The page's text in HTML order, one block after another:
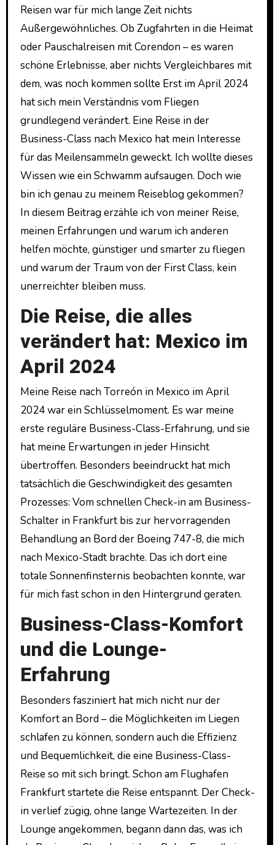
Reisen war für mich lange Zeit nichts
Außergewöhnliches. Ob Zugfahrten in die Heimat
oder Pauschalreisen mit Corendon – es waren
schöne Erlebnisse, aber nichts Vergleichbares mit
dem, was noch kommen sollte Erst im April 2024
hat sich mein Verständnis vom Fliegen
grundlegend verändert. Eine Reise in der
Business-Class nach Mexico hat mein Interesse
für das Meilensammeln geweckt. Ich wollte dieses
Wissen wie ein Schwamm aufsaugen. Doch wie
bin ich genau zu meinem Reiseblog gekommen?
In diesem Beitrag erzähle ich von meiner Reise,
meinen Erfahrungen und warum ich anderen
helfen möchte, günstiger und smarter zu fliegen
und warum der Traum von der First Class, kein
unerreichter bleiben muss.
Die Reise, die alles
verändert hat: Mexico im
April 2024
Meine Reise nach Torreón in Mexico im April
2024 war ein Schlüsselmoment. Es war meine
erste reguläre Business-Class-Erfahrung, und sie
hat meine Erwartungen in jeder Hinsicht
übertroffen. Besonders beeindruckt hat mich
tatsächlich die Geschwindigkeit des gesamten
Prozesses: Vom schnellen Check-in am Business-
Schalter in Frankfurt bis zur hervorragenden
Behandlung an Bord der Boeing 747-8, die mich
nach Mexico-Stadt brachte. Das ich dort eine
totale Sonnenfinsternis beobachten konnte, war
für mich fast schon in den Hintergrund geraten.
Business-Class-Komfort
und die Lounge-
Erfahrung
Besonders fasziniert hat mich nicht nur der
Komfort an Bord – die Möglichkeiten im Liegen
schlafen zu können, sondern auch die Effizienz
und Bequemlichkeit, die eine Business-Class-
Reise so mit sich bringt. Schon am Flughafen
Frankfurt startete die Reise entspannt. Der Check-
in verlief zügig, ohne lange Wartezeiten. In der
Lounge angekommen, begann dann das, was ich